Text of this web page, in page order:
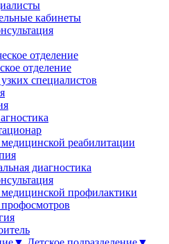
кабинеты
отделение
отделение
специалистов
реабилитации
диагностика
профилактики